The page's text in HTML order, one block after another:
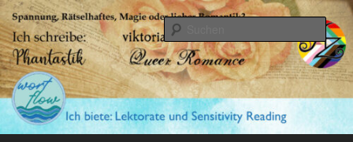
Zum
primären
Inhalt
springen
Zum
sekundären
Inhalt
springenAmalia Zeichnerin